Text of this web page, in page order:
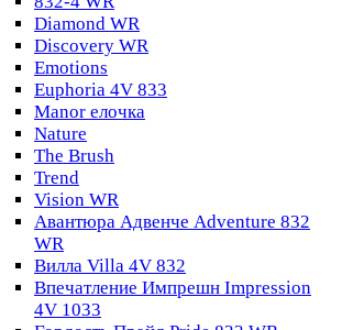
Diamond WR
Discovery WR
Emotions
Euphoria 4V 833
Manor елочка
Nature
The Brush
Trend
Vision WR
Авантюра Адвенче Adventure 832
WR
Вилла Villa 4V 832
Впечатление Импрешн Impression
4V 1033